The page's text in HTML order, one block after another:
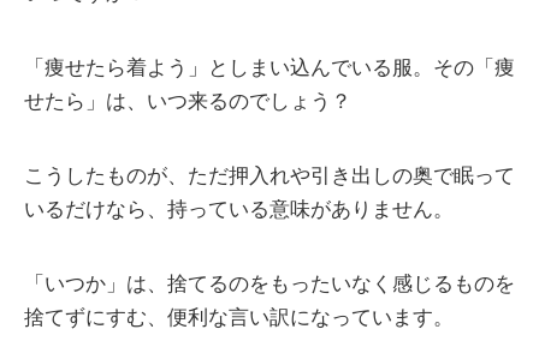
「痩せたら着よう」としまい込んでいる服。その「痩
せたら」は、いつ来るのでしょう？
こうしたものが、ただ押入れや引き出しの奥で眠って
いるだけなら、持っている意味がありません。
「いつか」は、捨てるのをもったいなく感じるものを
捨てずにすむ、便利な言い訳になっています。